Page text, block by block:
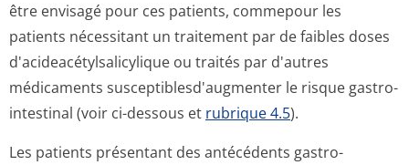
être envisagé pour ces patients, commepour les
patients nécessitant un traitement par de faibles doses
d'acideacétyl­salicylique ou traités par d'autres
médicaments susceptiblesd'au­gmenter le risque gastro-
intestinal (voir ci-dessous et rubrique 4.5).
Les patients présentant des antécédents gastro-